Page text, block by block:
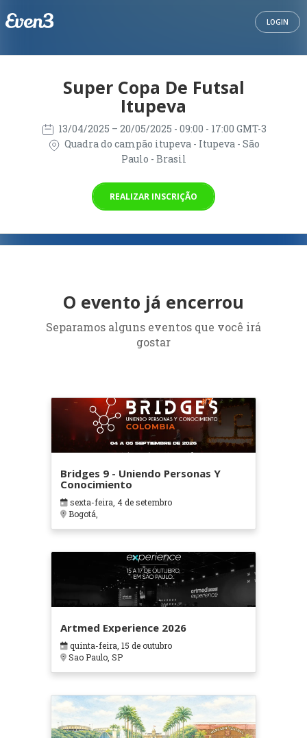
LOGIN
Super Copa De Futsal
Itupeva
13/04/2025 – 20/05/2025 - 09:00 - 17:00 GMT-3
Quadra do campão itupeva - Itupeva - São
Paulo - Brasil
REALIZAR INSCRIÇÃO
O evento já encerrou
Separamos alguns eventos que você irá
gostar
Bridges 9 - Uniendo Personas Y
Conocimiento
sexta-feira, 4 de setembro
Bogotá,
Artmed Experience 2026
quinta-feira, 15 de outubro
Sao Paulo, SP